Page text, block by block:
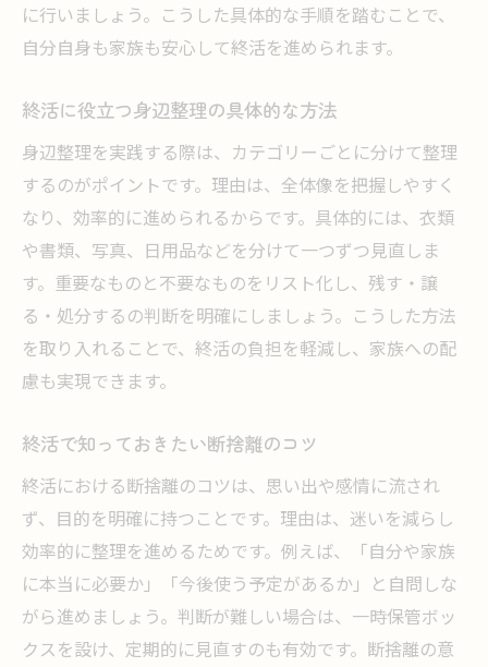
に行いましょう。こうした具体的な手順を踏むことで、
自分自身も家族も安心して終活を進められます。
終活に役立つ身辺整理の具体的な方法
身辺整理を実践する際は、カテゴリーごとに分けて整理
するのがポイントです。理由は、全体像を把握しやすく
なり、効率的に進められるからです。具体的には、衣類
や書類、写真、日用品などを分けて一つずつ見直しま
す。重要なものと不要なものをリスト化し、残す・譲
る・処分するの判断を明確にしましょう。こうした方法
を取り入れることで、終活の負担を軽減し、家族への配
慮も実現できます。
終活で知っておきたい断捨離のコツ
終活における断捨離のコツは、思い出や感情に流され
ず、目的を明確に持つことです。理由は、迷いを減らし
効率的に整理を進めるためです。例えば、「自分や家族
に本当に必要か」「今後使う予定があるか」と自問しな
がら進めましょう。判断が難しい場合は、一時保管ボッ
クスを設け、定期的に見直すのも有効です。断捨離の意